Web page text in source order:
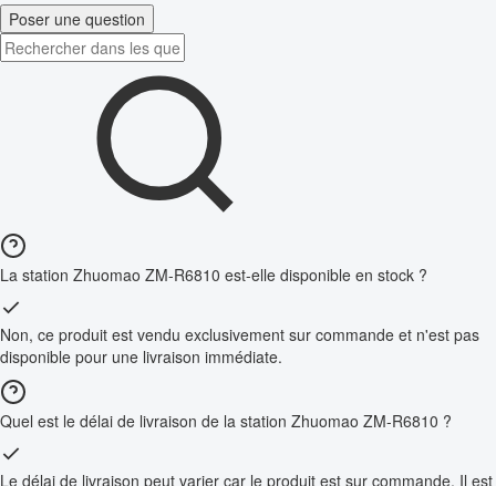
Poser une question
La station Zhuomao ZM-R6810 est-elle disponible en stock ?
Non, ce produit est vendu exclusivement sur commande et n'est pas
disponible pour une livraison immédiate.
Quel est le délai de livraison de la station Zhuomao ZM-R6810 ?
Le délai de livraison peut varier car le produit est sur commande. Il est